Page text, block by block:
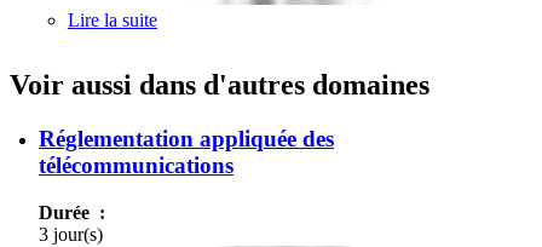
Lire la suite
Voir aussi dans d'autres domaines
Réglementation appliquée des
télécommunications
Durée :
3 jour(s)